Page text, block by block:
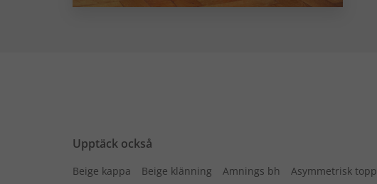
Upptäck också
Beige kappa Beige klänning Amnings bh Asymmetrisk topp